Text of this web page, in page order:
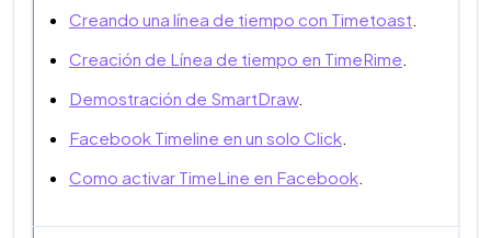
Creando una línea de tiempo con Timetoast.
Creación de Línea de tiempo en TimeRime.
Demostración de SmartDraw.
Facebook Timeline en un solo Click.
Como activar TimeLine en Facebook.